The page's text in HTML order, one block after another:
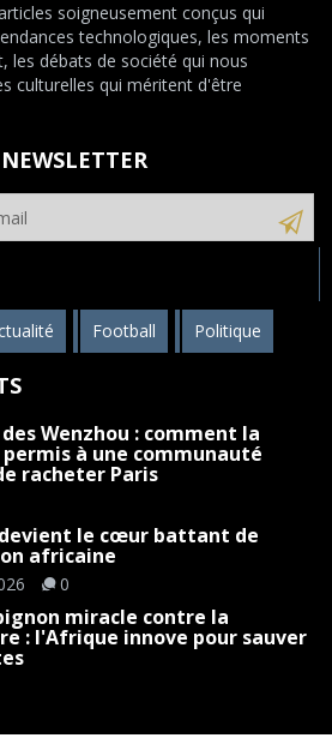
soigneusement conçus qui
technologiques, les moments
les débats de société qui nous
culturelles qui méritent d'être
Football Politique
Wenzhou : comment la
à une communauté
racheter Paris
le cœur battant de
africaine
0
miracle contre la
: l'Afrique innove pour sauver